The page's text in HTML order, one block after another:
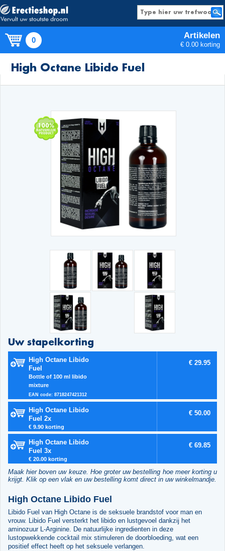
0 Artikelen
€ 0.00 korting
Producten
High Octane Libido Fuel
Uw stapelkorting
High Octane Libido
Fuel
Bottle of 100 ml libido
mixture
EAN code: 8718247421312
€ 29.95
High Octane Libido
Fuel 2x
€ 9.90 korting
€ 50.00
High Octane Libido
Fuel 3x
€ 20.00 korting
€ 69.85
Maak hier boven uw keuze. Hoe groter uw bestelling hoe meer korting u
krijgt. Klik op een vlak en uw bestelling komt direct in uw winkelmandje.
High Octane Libido Fuel
Libido Fuel van High Octane is de seksuele brandstof voor man en
vrouw. Libido Fuel versterkt het libido en lustgevoel dankzij het
aminozuur L-Arginine. De natuurlijke ingredienten in deze
lustopwekkende cocktail mix stimuleren de doorbloeding, wat een
positief effect heeft op het seksuele verlangen.